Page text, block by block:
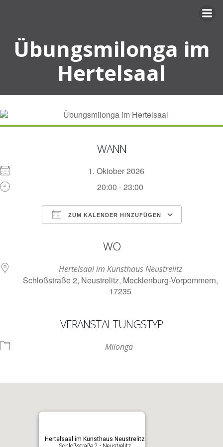
Übungsmilonga im
Hertelsaal
WANN
1. Oktober 2026
20:00 - 23:00
ZUM KALENDER HINZUFÜGEN
WO
Hertelsaal im Kunsthaus Neustrelitz
Schloßstraße 2, Neustrelitz, Mecklenburg-Vorpommern,
17235
VERANSTALTUNGSTYP
Milonga
Hertelsaal im Kunsthaus Neustrelitz